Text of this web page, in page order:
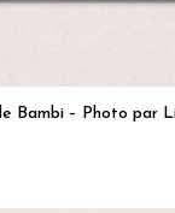
Bambi – Photo par